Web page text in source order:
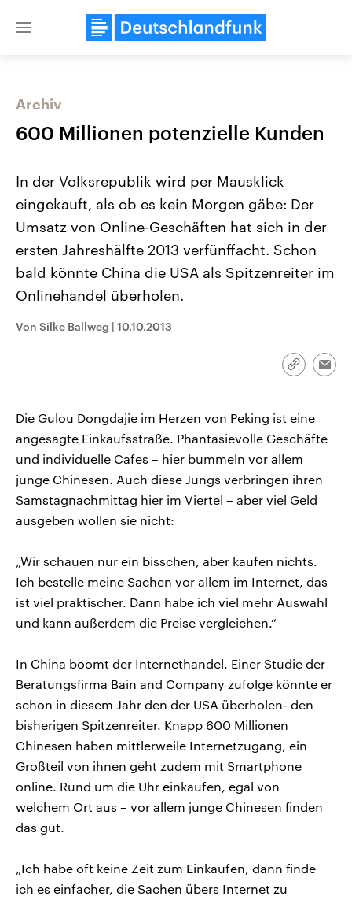
Close
Landtagswahl Sachsen-Anhalt
2026
Alle Informationen
September 2026 einen neuen
Landtag. Seit 2021 wird das
und Kandidaten der anstehenden
Wahl.
USA
mit großem Einfluss auf
aktuelle Weltgeschehen.
Audio-Archiv
Archiv
600 Millionen potenzielle Kunden
In der Volksrepublik wird per Mausklick
eingekauft, als ob es kein Morgen gäbe: Der
Umsatz von Online-Geschäften hat sich in der
ersten Jahreshälfte 2013 verfünffacht. Schon
bald könnte China die USA als Spitzenreiter im
Onlinehandel überholen.
Von Silke Ballweg | 10.10.2013
Link
Die Gulou Dongdajie im Herzen von Peking ist eine
angesagte Einkaufsstraße. Phantasievolle Geschäfte
und individuelle Cafes – hier bummeln vor allem
junge Chinesen. Auch diese Jungs verbringen ihren
Samstagnachmittag hier im Viertel – aber viel Geld
ausgeben wollen sie nicht:
„Wir schauen nur ein bisschen, aber kaufen nichts.
Ich bestelle meine Sachen vor allem im Internet, das
ist viel praktischer. Dann habe ich viel mehr Auswahl
und kann außerdem die Preise vergleichen.“
In China boomt der Internethandel. Einer Studie der
Beratungsfirma Bain and Company zufolge könnte er
schon in diesem Jahr den der USA überholen- den
bisherigen Spitzenreiter. Knapp 600 Millionen
Chinesen haben mittlerweile Internetzugang, ein
Großteil von ihnen geht zudem mit Smartphone
online. Rund um die Uhr einkaufen, egal von
welchem Ort aus – vor allem junge Chinesen finden
das gut.
„Ich habe oft keine Zeit zum Einkaufen, dann finde
ich es einfacher, die Sachen übers Internet zu